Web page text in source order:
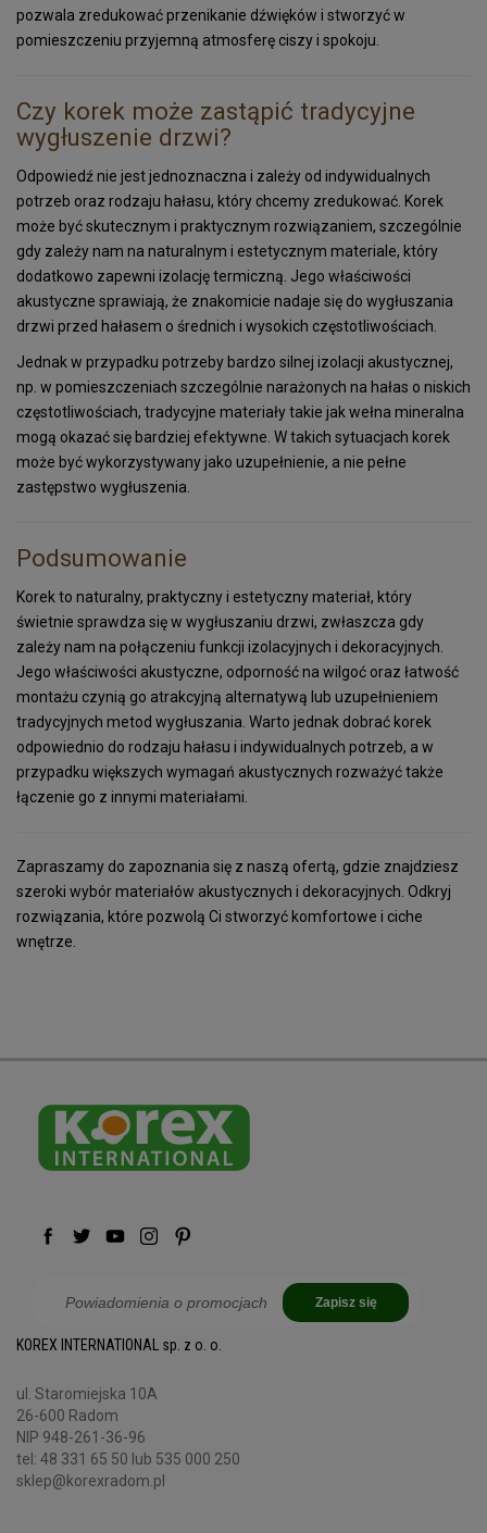
pozwala zredukować przenikanie dźwięków i stworzyć w
pomieszczeniu przyjemną atmosferę ciszy i spokoju.
Czy korek może zastąpić tradycyjne
wygłuszenie drzwi?
Odpowiedź nie jest jednoznaczna i zależy od indywidualnych
potrzeb oraz rodzaju hałasu, który chcemy zredukować. Korek
może być skutecznym i praktycznym rozwiązaniem, szczególnie
gdy zależy nam na naturalnym i estetycznym materiale, który
dodatkowo zapewni izolację termiczną. Jego właściwości
akustyczne sprawiają, że znakomicie nadaje się do wygłuszania
drzwi przed hałasem o średnich i wysokich częstotliwościach.
Jednak w przypadku potrzeby bardzo silnej izolacji akustycznej,
np. w pomieszczeniach szczególnie narażonych na hałas o niskich
częstotliwościach, tradycyjne materiały takie jak wełna mineralna
mogą okazać się bardziej efektywne. W takich sytuacjach korek
może być wykorzystywany jako uzupełnienie, a nie pełne
zastępstwo wygłuszenia.
Podsumowanie
Korek to naturalny, praktyczny i estetyczny materiał, który
świetnie sprawdza się w wygłuszaniu drzwi, zwłaszcza gdy
zależy nam na połączeniu funkcji izolacyjnych i dekoracyjnych.
Jego właściwości akustyczne, odporność na wilgoć oraz łatwość
montażu czynią go atrakcyjną alternatywą lub uzupełnieniem
tradycyjnych metod wygłuszania. Warto jednak dobrać korek
odpowiednio do rodzaju hałasu i indywidualnych potrzeb, a w
przypadku większych wymagań akustycznych rozważyć także
łączenie go z innymi materiałami.
Zapraszamy do zapoznania się z naszą ofertą, gdzie znajdziesz
szeroki wybór materiałów akustycznych i dekoracyjnych. Odkryj
rozwiązania, które pozwolą Ci stworzyć komfortowe i ciche
wnętrze.
Zapisz się
KOREX INTERNATIONAL sp. z o. o.
ul. Staromiejska 10A
26-600 Radom
NIP 948-261-36-96
tel: 48 331 65 50 lub 535 000 250
sklep@korexradom.pl